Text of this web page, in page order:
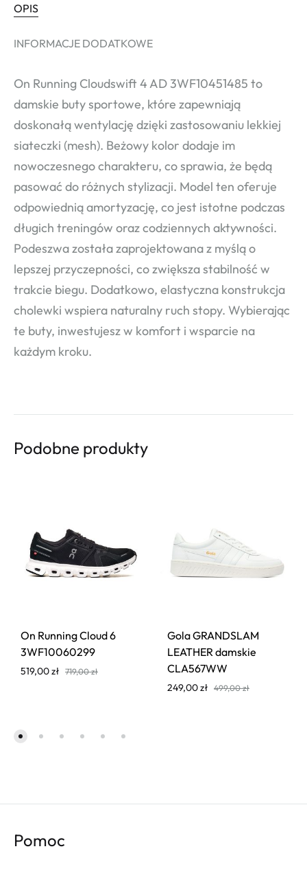
OPIS
INFORMACJE DODATKOWE
On Running Cloudswift 4 AD 3WF10451485 to
damskie buty sportowe, które zapewniają
doskonałą wentylację dzięki zastosowaniu lekkiej
siateczki (mesh). Beżowy kolor dodaje im
nowoczesnego charakteru, co sprawia, że będą
pasować do różnych stylizacji. Model ten oferuje
odpowiednią amortyzację, co jest istotne podczas
długich treningów oraz codziennych aktywności.
Podeszwa została zaprojektowana z myślą o
lepszej przyczepności, co zwiększa stabilność w
trakcie biegu. Dodatkowo, elastyczna konstrukcja
cholewki wspiera naturalny ruch stopy. Wybierając
te buty, inwestujesz w komfort i wsparcie na
każdym kroku.
Podobne produkty
On Running Cloud 6
3WF10060299
519,00zł 719,00zł
Gola GRANDSLAM
LEATHER damskie
CLA567WW
249,00zł 499,00zł
Pomoc